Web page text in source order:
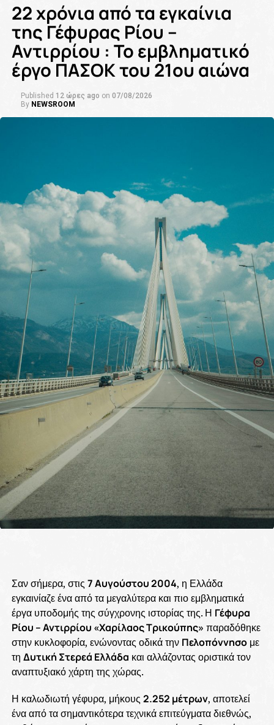
22 χρόνια από τα εγκαίνια
της Γέφυρας Ρίου –
Αντιρρίου : Το εμβληματικό
έργο ΠΑΣΟΚ του 21ου αιώνα
Published 12 ώρες ago on 07/08/2026
By NEWSROOM
Σαν σήμερα, στις 7 Αυγούστου 2004, η Ελλάδα
εγκαινίαζε ένα από τα μεγαλύτερα και πιο εμβληματικά
έργα υποδομής της σύγχρονης ιστορίας της. Η Γέφυρα
Ρίου – Αντιρρίου «Χαρίλαος Τρικούπης» παραδόθηκε
στην κυκλοφορία, ενώνοντας οδικά την Πελοπόννησομε
τη Δυτική Στερεά Ελλάδα και αλλάζοντας οριστικά τον
αναπτυξιακό χάρτη της χώρας.
Η καλωδιωτή γέφυρα, μήκους 2.252 μέτρων, αποτελεί
ένα από τα σημαντικότερα τεχνικά επιτεύγματα διεθνώς,